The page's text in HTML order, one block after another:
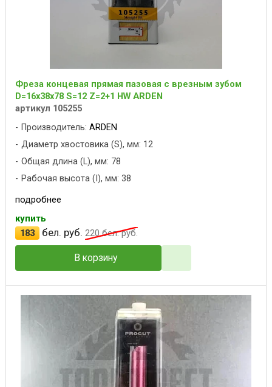
Фреза концевая прямая пазовая с врезным зубом
D=16x38x78 S=12 Z=2+1 HW ARDEN
артикул 105255
Производитель: ARDEN
Диаметр хвостовика (S), мм: 12
Общая длина (L), мм: 78
Рабочая высота (I), мм: 38
подробнее
купить
183
бел. руб. 220бел. руб.
В корзину